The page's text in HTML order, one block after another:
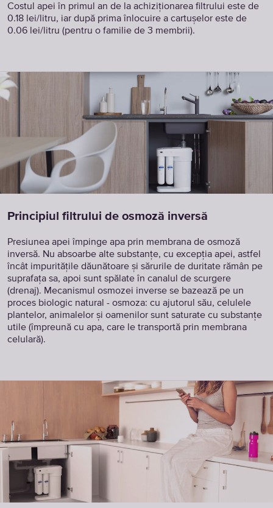
Costul apei în primul an de la achiziționarea filtrului este de
0.18 lei/litru, iar după prima înlocuire a cartușelor este de
0.06 lei/litru (pentru o familie de 3 membrii).
Principiul filtrului de osmoză inversă
Presiunea apei împinge apa prin membrana de osmoză
inversă. Nu absoarbe alte substanțe, cu excepția apei, astfel
încât impuritățile dăunătoare și sărurile de duritate rămân pe
suprafața sa, apoi sunt spălate în canalul de scurgere
(drenaj). Mecanismul osmozei inverse se bazează pe un
proces biologic natural - osmoza: cu ajutorul său, celulele
plantelor, animalelor și oamenilor sunt saturate cu substanțe
utile (împreună cu apa, care le transportă prin membrana
celulară).